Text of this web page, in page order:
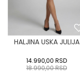
HALJINA USKA JULIJA
14.990,00 RSD
18.990,00RSD